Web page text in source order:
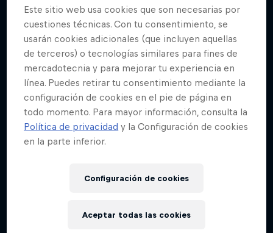
Más contenidos similares
Este sitio web usa cookies que son necesarias por
cuestiones técnicas. Con tu consentimiento, se
usarán cookies adicionales (que incluyen aquellas
de terceros) o tecnologías similares para fines de
mercadotecnia y para mejorar tu experiencia en
línea. Puedes retirar tu consentimiento mediante la
configuración de cookies en el pie de página en
todo momento. Para mayor información, consulta la
Política de privacidad y la Configuración de cookies
en la parte inferior.
Configuración de cookies
Aceptar todas las cookies